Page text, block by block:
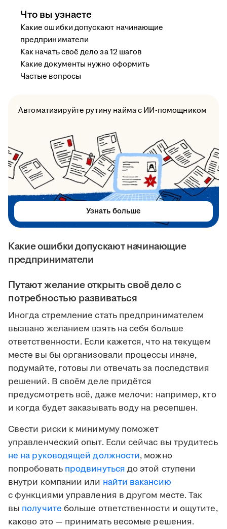
Какие ошибки допускают начинающие
предприниматели
Путают желание открыть своё дело с
потребностью развиваться
Иногда стремление стать предпринимателем
вызвано желанием взять на себя больше
ответственности. Если кажется, что на текущем
месте вы бы организовали процессы иначе,
подумайте, готовы ли отвечать за последствия
решений. В своём деле придётся
предусмотреть всё, даже мелочи: например, кто
и когда будет заказывать воду на ресепшен.
Свести риски к минимуму поможет
управленческий опыт. Если сейчас вы трудитесь
не на руководящей должности, можно
попробовать продвинуться до этой ступени
внутри компании или найти вакансию
с функциями управления в другом месте. Так
вы получите больше ответственности и ощутите,
каково это — принимать весомые решения.
Что вы узнаете
Какие ошибки допускают начинающие
предприниматели
Как начать своё дело за 12 шагов
Какие документы нужно оформить
Частые вопросы
Автоматизируйте рутину найма с ИИ-помощником
Узнать больше